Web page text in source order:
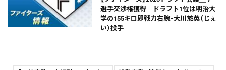
選手交渉権獲得＿ドラフト1位は明治大
学の155キロ即戦力右腕・大川慈英（じぇ
い）投手